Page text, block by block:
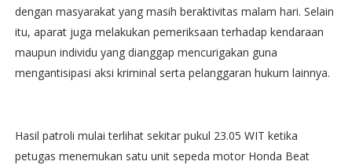
dengan masyarakat yang masih beraktivitas malam hari. Selain
itu, aparat juga melakukan pemeriksaan terhadap kendaraan
maupun individu yang dianggap mencurigakan guna
mengantisipasi aksi kriminal serta pelanggaran hukum lainnya.
Hasil patroli mulai terlihat sekitar pukul 23.05 WIT ketika
petugas menemukan satu unit sepeda motor Honda Beat